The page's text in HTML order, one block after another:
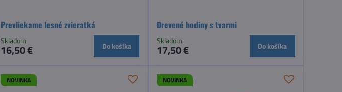
Prevliekame lesné zvieratká
Skladom
16,50 € Do košíka
Drevené hodiny s tvarmi
Skladom
17,50 € Do košíka
NOVINKA NOVINKA